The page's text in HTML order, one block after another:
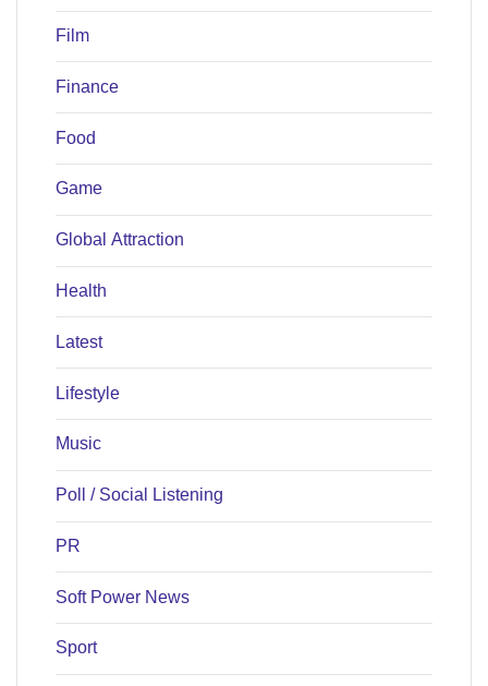
Film
Finance
Food
Game
Global Attraction
Health
Latest
Lifestyle
Music
Poll / Social Listening
PR
Soft Power News
Sport